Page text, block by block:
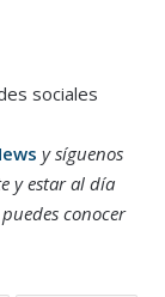
sociales
y síguenos
y estar al día
puedes conocer